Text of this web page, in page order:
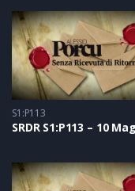
S1:P113